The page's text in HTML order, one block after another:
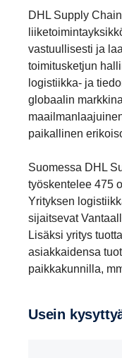
DHL Supply
vastuullisesti ja
toimitusketjun
logistiikka- ja
globaalin
paikallinen
Suomessa DHL
työskentelee 475
Yrityksen
sijaitsevat
Lisäksi yritys
asiakkaidensa
paikkakunnilla,
Usein